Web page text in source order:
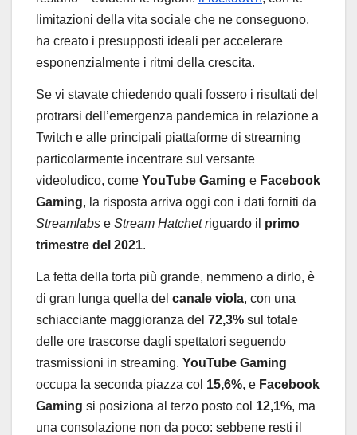
limitazioni della vita sociale che ne conseguono,
ha creato i presupposti ideali per accelerare
esponenzialmente i ritmi della crescita.
Se vi stavate chiedendo quali fossero i risultati del
protrarsi dell’emergenza pandemica in relazione a
Twitch e alle principali piattaforme di streaming
particolarmente incentrare sul versante
videoludico, come YouTube Gaming e Facebook
Gaming, la risposta arriva oggi con i dati forniti da
Streamlabs e Stream Hatchet riguardo il primo
trimestre del 2021.
La fetta della torta più grande, nemmeno a dirlo, è
di gran lunga quella del canale viola, con una
schiacciante maggioranza del 72,3% sul totale
delle ore trascorse dagli spettatori seguendo
trasmissioni in streaming. YouTube Gaming
occupa la seconda piazza col 15,6%, e Facebook
Gaming si posiziona al terzo posto col 12,1%, ma
una consolazione non da poco: sebbene resti il